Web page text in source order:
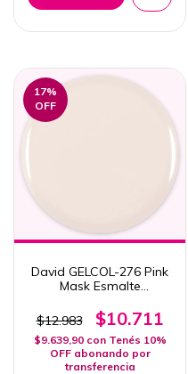
17%
OFF
David GELCOL-276 Pink
Mask Esmalte
Col. Send Nudes
$12.983 $10.711
$9.639,90 con Tenés 10%
OFF abonando por
transferencia